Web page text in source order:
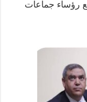
رؤساء جماعات